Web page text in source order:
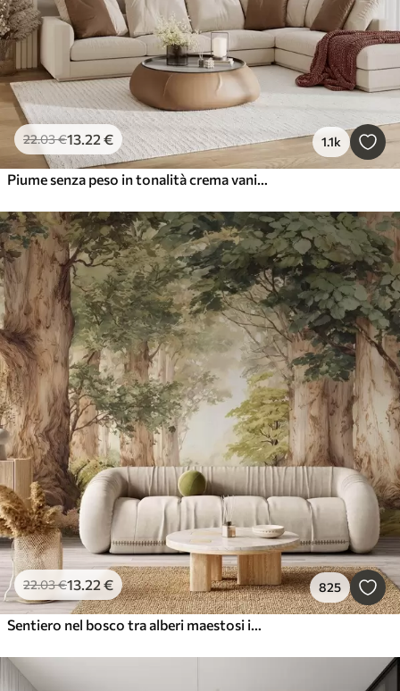
22.03€13.22 € 1.1k
Piume senza peso in tonalità crema vaniglia
22.03€13.22€ 825
Sentiero nel bosco tra alberi maestosi in stile acquerello